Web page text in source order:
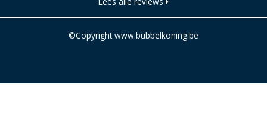
©Copyright www.bubbelkoning.be